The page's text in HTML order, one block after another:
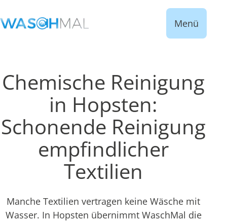
Menü
Chemische Reinigung
in Hopsten:
Schonende Reinigung
empfindlicher
Textilien
Manche Textilien vertragen keine Wäsche mit
Wasser. In Hopsten übernimmt WaschMal die